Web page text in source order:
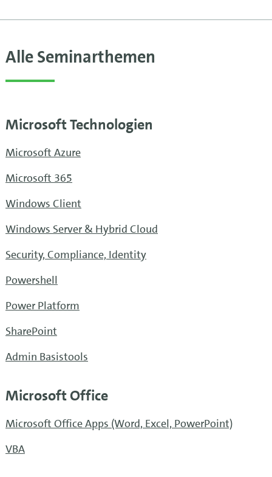
Alle Seminarthemen
Microsoft Technologien
Microsoft Azure
Microsoft 365
Windows Client
Windows Server & Hybrid Cloud
Security, Compliance, Identity
Powershell
Power Platform
SharePoint
Admin Basistools
Microsoft Office
Microsoft Office Apps (Word, Excel, PowerPoint)
VBA